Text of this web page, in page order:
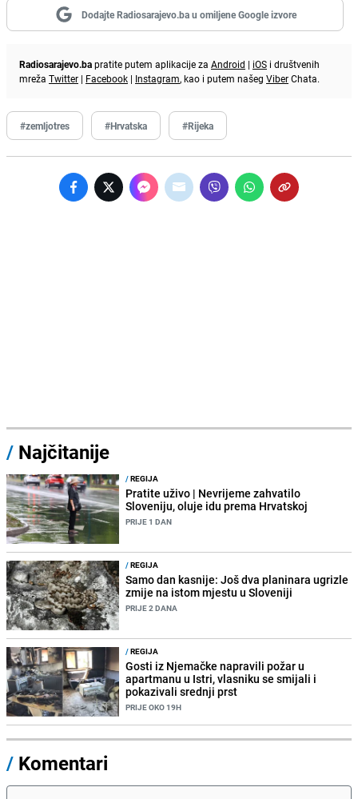
Dodajte Radiosarajevo.ba u omiljene Google izvore
Radiosarajevo.bapratite putem aplikacije za Android | iOS i društvenih
mreža Twitter | Facebook | Instagram, kao i putem našeg ViberChata.
#zemljotres #Hrvatska #Rijeka
/ Najčitanije
/REGIJA
Pratite uživo | Nevrijeme zahvatilo
Sloveniju, oluje idu prema Hrvatskoj
PRIJE 1 DAN
/REGIJA
Samo dan kasnije: Još dva planinara ugrizle
zmije na istom mjestu u Sloveniji
PRIJE 2 DANA
/REGIJA
Gosti iz Njemačke napravili požar u
apartmanu u Istri, vlasniku se smijali i
pokazivali srednji prst
PRIJE OKO 19H
/ Komentari